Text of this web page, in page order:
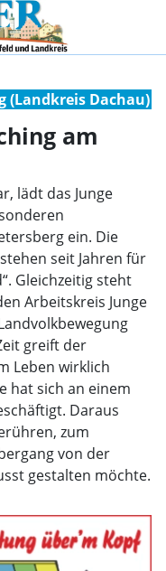
zu
(Landkreis Dachau)
am
lädt das Junge
ein. Die
seit Jahren für
Gleichzeitig steht
Arbeitskreis Junge
greift der
Leben wirklich
hat sich an einem
Daraus
zum
von der
gestalten möchte.